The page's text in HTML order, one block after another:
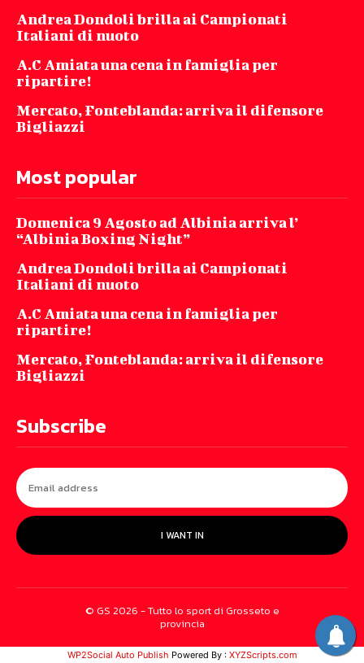
Andrea Dondoli brilla ai Campionati
Italiani di nuoto
A.C Amiata una cena in famiglia per
ripartire!
Mercato, Fonteblanda: arriva il difensore
Bigliazzi
Most popular
Domenica 9 Agosto ad Albinia arriva l’
“Albinia Boxing Night”
Andrea Dondoli brilla ai Campionati
Italiani di nuoto
A.C Amiata una cena in famiglia per
ripartire!
Mercato, Fonteblanda: arriva il difensore
Bigliazzi
Subscribe
I WANT IN
© GS 2026 - Tutto lo sport di Grosseto e
provincia
WP2Social Auto Publish Powered By : XYZScripts.com